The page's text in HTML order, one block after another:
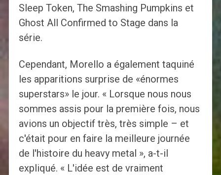
Sleep Token, The Smashing Pumpkins et
Ghost All Confirmed to Stage dans la
série.
Cependant, Morello a également taquiné
les apparitions surprise de «énormes
superstars» le jour. « Lorsque nous nous
sommes assis pour la première fois, nous
avions un objectif très, très simple – et
c'était pour en faire la meilleure journée
de l'histoire du heavy metal », a-t-il
expliqué. « L'idée est de vraiment